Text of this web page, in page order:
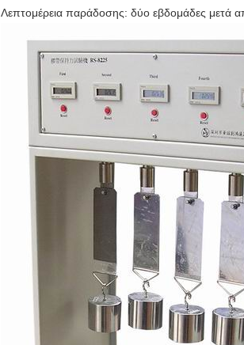
Λεπτομέρεια παράδοσης: δύο εβδομάδες μετά